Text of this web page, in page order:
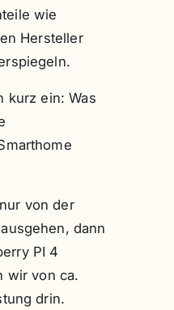
wie
Hersteller
kurz ein: Was
von der
dann
PI 4
wir von ca.
drin.